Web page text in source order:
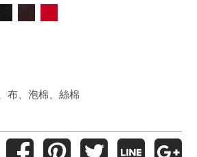
布、泡棉、絲棉